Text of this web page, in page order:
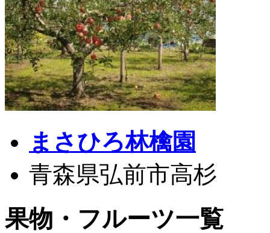
まさひろ林檎園
青森県弘前市高杉
果物・フルーツ一覧